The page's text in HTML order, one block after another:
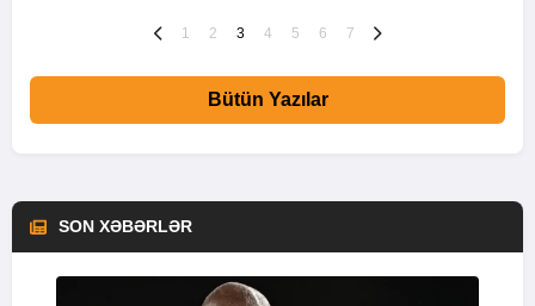
1 2 3 4 5 6 7
Bütün Yazılar
SON XƏBƏRLƏR